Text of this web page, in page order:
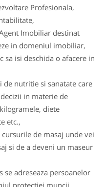
Profesionala,
Imobiliar destinat
in domeniul imobiliar,
sa isi deschida o afacere in
de nutritie si sanatate care
in materie de
diete
etc.,
de masaj unde vei
si de a deveni un maseur
se adreseaza persoanelor
protectiei muncii